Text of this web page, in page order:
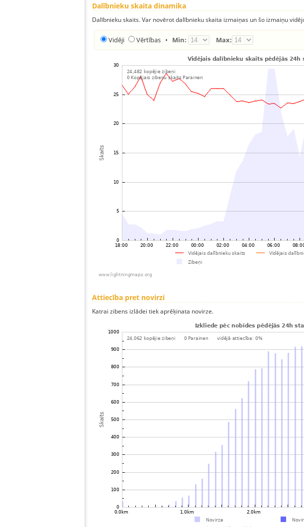
Dalībnieku skaita dinamika
Dalībnieku skaits. Var novērot dalībnieku skaita izmaiņas un šo izmaiņu
Vidēji Vērtības • Min: Max:
Attiecība pret novirzi
Katrai zibens izlādei tiek aprēķinata novirze.